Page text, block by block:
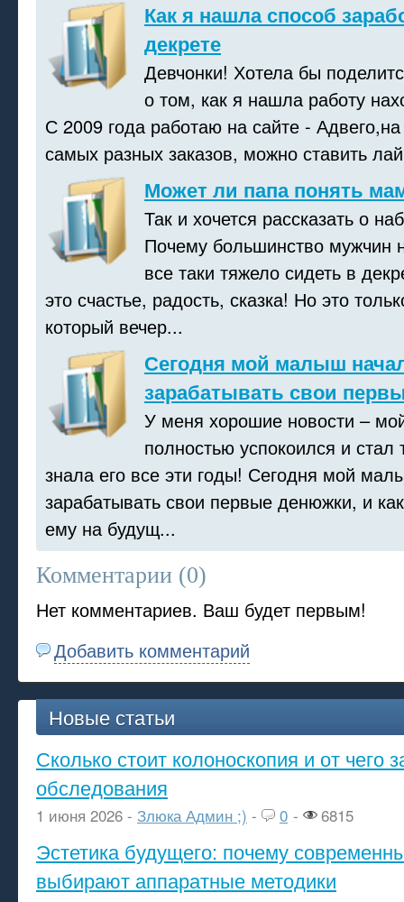
Как я нашла способ
декрете
Девчонки! Хотела бы
о том, как я нашла работу
С 2009 года работаю на сайте -
самых разных заказов, можно ставить
Может ли папа понять
Так и хочется рассказать о
Почему большинство мужчин
все таки тяжело сидеть в
это счастье, радость, сказка! Но это
который вечер...
Сегодня мой малыш
зарабатывать свои
У меня хорошие новости –
полностью успокоился и стал
знала его все эти годы! Сегодня мой
зарабатывать свои первые денюжки, и
ему на будущ...
Комментарии (0)
Нет комментариев. Ваш будет первым!
Добавить комментарий
Новые статьи
Сколько стоит колоноскопия и от чего
обследования
1 июня 2026 - Злюка Админ ;) - 0 - 6815
Эстетика будущего: почему
выбирают аппаратные методики